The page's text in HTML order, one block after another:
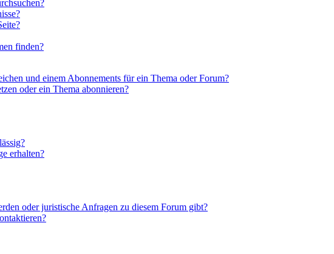
finden?
und einem Abonnements für ein Thema oder Forum?
oder ein Thema abonnieren?
erhalten?
oder juristische Anfragen zu diesem Forum gibt?